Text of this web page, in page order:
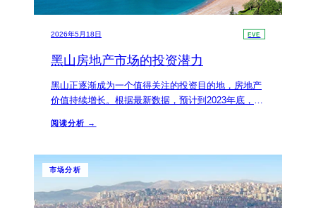
2026年5月18日 EVE
黑山房地产市场的投资潜力
黑山正逐渐成为一个值得关注的投资目的地，房地产
价值持续增长。根据最新数据，预计到2023年底，黑
稳健，吸引了国际开发商和个人投资者的关注。对于
阅读分析 →
市场分析